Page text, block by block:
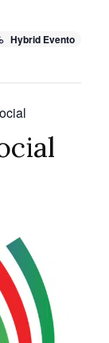
Hybrid Evento